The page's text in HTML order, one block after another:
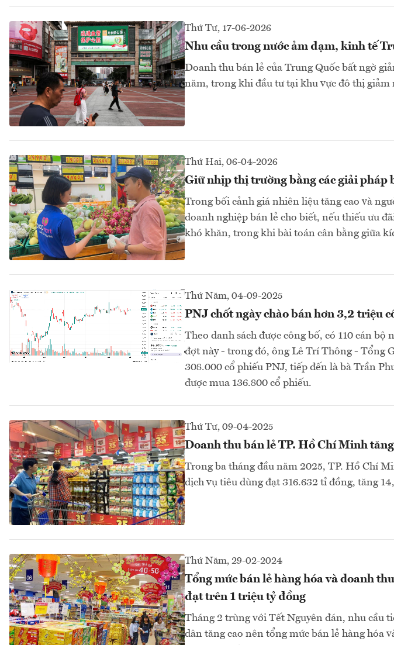
Thứ Tư, 17-06-2026
Nhu cầu trong nước ảm đạm, kinh tế
Doanh thu bán lẻ của Trung Quốc bất ngờ
năm, trong khi đầu tư tại khu vực đô thị giảm
Thứ Hai, 06-04-2026
Giữ nhịp thị trường bằng các giải pháp
Trong bối cảnh giá nhiên liệu tăng cao và
doanh nghiệp bán lẻ cho biết, nếu thiếu ưu
khó khăn, trong khi bài toán cân bằng giữa
Thứ Năm, 04-09-2025
PNJ chốt ngày chào bán hơn 3,2 triệu
Theo danh sách được công bố, có 110 cán
đợt này - trong đó, ông Lê Trí Thông - Tổng
308.000 cổ phiếu PNJ, tiếp đến là bà Trần
được mua 136.800 cổ phiếu.
Thứ Tư, 09-04-2025
Doanh thu bán lẻ TP. Hồ Chí Minh
Trong ba tháng đầu năm 2025, TP. Hồ Chí
dịch vụ tiêu dùng đạt 316.632 tỉ đồng, tăng
Thứ Năm, 29-02-2024
Tổng mức bán lẻ hàng hóa và doanh
đạt trên 1 triệu tỷ đồng
Tháng 2 trùng với Tết Nguyên đán, nhu cầu
dân tăng cao nên tổng mức bán lẻ hàng hóa